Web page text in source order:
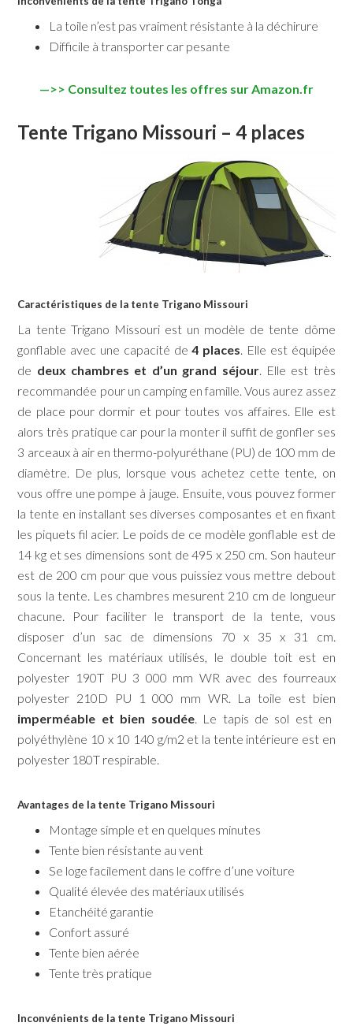
La toile n’est pas vraiment résistante à la déchirure
Difficile à transporter car pesante
—>> Consultez toutes les offres sur Amazon.fr
Tente Trigano Missouri – 4 places
Caractéristiques de la tente Trigano Missouri
La tente Trigano Missouri est un modèle de tente dôme
gonflable avec une capacité de4 places. Elle est équipée
de deux chambres et d’un grand séjour. Elle est très
recommandée pour un camping en famille. Vous aurez assez
de place pour dormir et pour toutes vos affaires. Elle est
alors très pratique car pour la monter il suffit de gonfler ses
3 arceaux à air en thermo-polyuréthane (PU) de 100 mm de
diamètre. De plus, lorsque vous achetez cette tente, on
vous offre une pompe à jauge. Ensuite, vous pouvez former
la tente en installant ses diverses composantes et en fixant
les piquets fil acier. Le poids de ce modèle gonflable est de
14 kg et ses dimensions sont de 495 x 250 cm. Son hauteur
est de 200 cm pour que vous puissiez vous mettre debout
sous la tente. Les chambres mesurent 210 cm de longueur
chacune. Pour faciliter le transport de la tente, vous
disposer d’un sac de dimensions 70 x 35 x 31 cm.
Concernant les matériaux utilisés, le double toit est en
polyester 190T PU 3 000 mm WR avec des fourreaux
polyester 210D PU 1 000 mm WR. La toile est bien
imperméable et bien soudée. Le tapis de sol est en
polyéthylène 10 x 10 140 g/m2 et la tente intérieure est en
polyester 180T respirable.
Avantages de la tente Trigano Missouri
Montage simple et en quelques minutes
Tente bien résistante au vent
Se loge facilement dans le coffre d’une voiture
Qualité élevée des matériaux utilisés
Etanchéité garantie
Confort assuré
Tente bien aérée
Tente très pratique
Inconvénients de la tente Trigano Missouri